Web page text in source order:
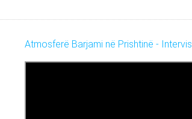
Atmosferë Barjami në Prishtinë -